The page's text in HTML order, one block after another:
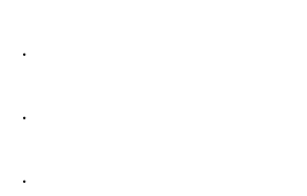
.
.
.